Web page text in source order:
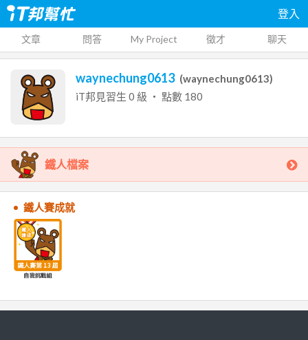
登入
文章 問答 My Project 徵才 聊天
waynechung0613 (waynechung0613)
iT邦見習生 0 級 ‧ 點數 180
鐵人檔案
鐵人賽成就